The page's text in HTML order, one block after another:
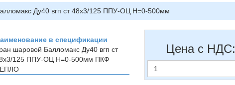
Ду40 вгп ст 48х3/125 ППУ-ОЦ H=0-500мм
в спецификации
шаровой Балломакс Ду40 вгп ст
125 ППУ-ОЦ H=0-500мм ПКФ
Цена с НДС: